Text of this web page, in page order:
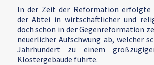
In der Zeit der Reformation erfolgte
der Abtei in wirtschaftlicher und
doch schon in der Gegenreformation
neuerlicher Aufschwung ab, welcher
Jahrhundert zu einem
Klostergebäude führte.